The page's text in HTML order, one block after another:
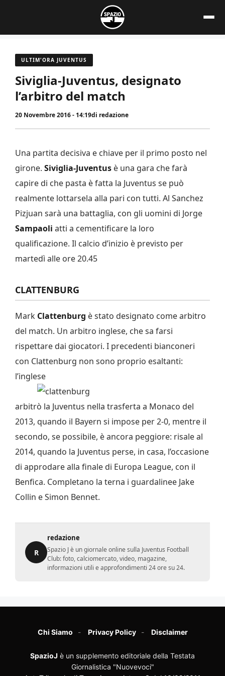
contenuto
ULTIM'ORA JUVENTUS
Siviglia-Juventus, designato
l’arbitro del match
20 Novembre 2016 - 14:19di redazione
Una partita decisiva e chiave per il primo posto nel
girone. Siviglia-Juventus è una gara che farà
capire di che pasta è fatta la Juventus se può
realmente lottarsela alla pari con tutti. Al Sanchez
Pizjuan sarà una battaglia, con gli uomini di Jorge
Sampaoli atti a cementificare la loro
qualificazione. Il calcio d’inizio è previsto per
martedì alle ore 20.45
CLATTENBURG
Mark Clattenburg è stato designato come arbitro
del match. Un arbitro inglese, che sa farsi
rispettare dai giocatori. I precedenti bianconeri
con Clattenburg non sono proprio esaltanti:
l’inglese
arbitrò la Juventus nella trasferta a Monaco del
2013, quando il Bayern si impose per 2-0, mentre il
secondo, se possibile, è ancora peggiore: risale al
2014, quando la Juventus perse, in casa, l’occasione
di approdare alla finale di Europa League, con il
Benfica. Completano la terna i guardalinee Jake
Collin e Simon Bennet.
R
redazione
Spazio J è un giornale online sulla Juventus Football
Club: foto, calciomercato, video, magazine,
informazioni utili e approfondimenti 24 ore su 24.
Chi Siamo Privacy Policy Disclaimer
SpazioJ è un supplemento editoriale della Testata
Giornalistica "Nuovevoci"